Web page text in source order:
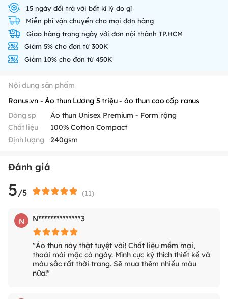
15 ngày đổi trả với bất kì lý do gì
Miễn phí vận chuyển cho mọi đơn hàng
Giao hàng trong ngày với đơn nội thành TP.HCM
Giảm 5% cho đơn từ 300K
Giảm 10% cho đơn từ 450K
Nội dung sản phẩm
Ranus.vn - Áo thun Lương 5 triệu - áo thun cao cấp ranus
Dòng sp
Áo thun Unisex Premium - Form rộng
Chất liệu
100% Cotton Compact
Định lượng
240gsm
Đánh giá
5/5 (11)
N N**************3
"Áo thun này thật tuyệt vời! Chất liệu mềm mại,
thoải mái mặc cả ngày. Mình cực kỳ thích thiết kế và
màu sắc rất thời trang. Sẽ mua thêm nhiều màu
nữa!"